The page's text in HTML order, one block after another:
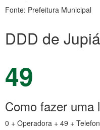
Fonte: Prefeitura Municipal
DDD de
49
Como fazer uma
0 + Operadora + 49 +